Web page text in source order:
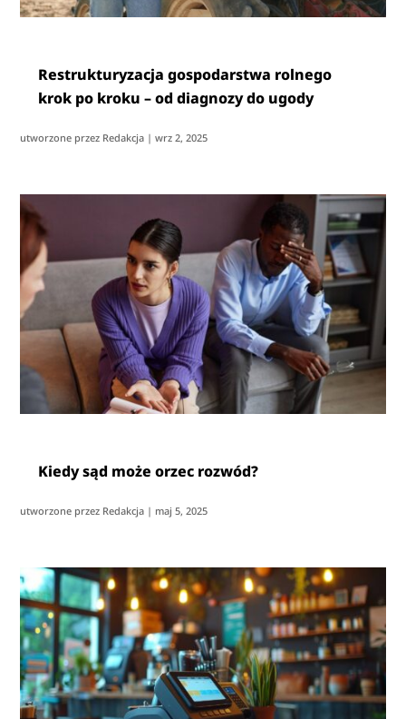
Restrukturyzacja gospodarstwa rolnego
krok po kroku – od diagnozy do ugody
utworzone przez Redakcja |wrz 2, 2025
Kiedy sąd może orzec rozwód?
utworzone przez Redakcja | maj 5, 2025